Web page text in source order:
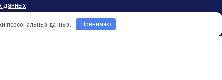
данных
персональных данных. Принимаю